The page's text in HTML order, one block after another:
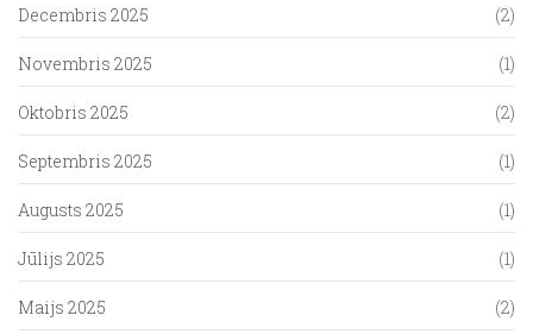
Decembris 2025 (2)
Novembris 2025 (1)
Oktobris 2025 (2)
Septembris 2025 (1)
Augusts 2025 (1)
Jūlijs 2025 (1)
Maijs 2025 (2)